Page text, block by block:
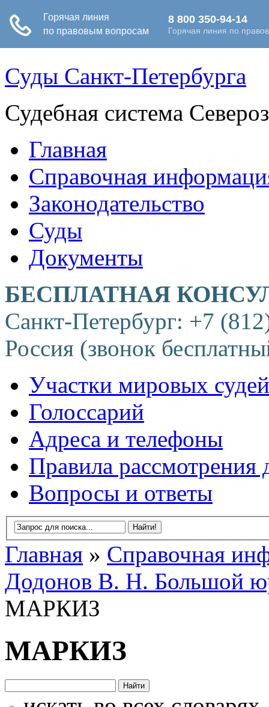
Суды Санкт-Петербурга
Судебная система
Главная
Справочная
Законодательство
Суды
Документы
БЕСПЛАТНАЯ
Санкт-Петербург: +7
Россия (звонок
Участки мировых судей
Голоссарий
Адреса и телефоны
Правила рассмотрения
Вопросы и ответы
Главная » Справочная
Додонов В. Н. Большой
МАРКИЗ
МАРКИЗ